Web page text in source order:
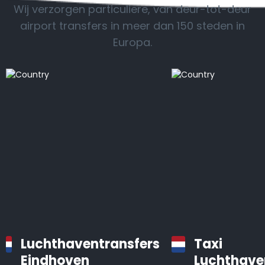
Wij verzorgen particuliere, van deur-tot-deur
airport transfers in meer dan 150 steden in
Europa.
Luchthaventransfers
Eindhoven
Taxi